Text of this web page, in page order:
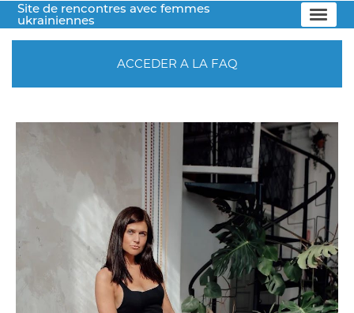
Site de rencontres avec femmes
ukrainiennes
ACCEDER A LA FAQ